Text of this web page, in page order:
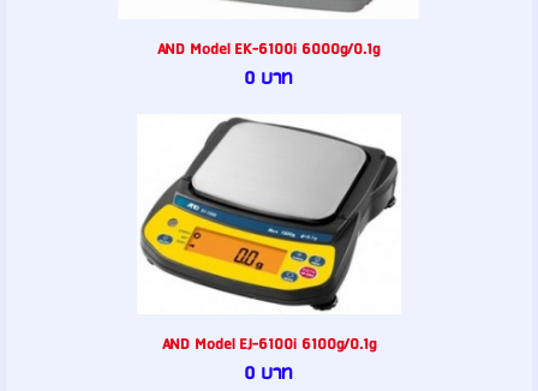
AND Model EK-6100i 6000g/0.1g
0 บาท
AND Model EJ-6100i 6100g/0.1g
0 บาท